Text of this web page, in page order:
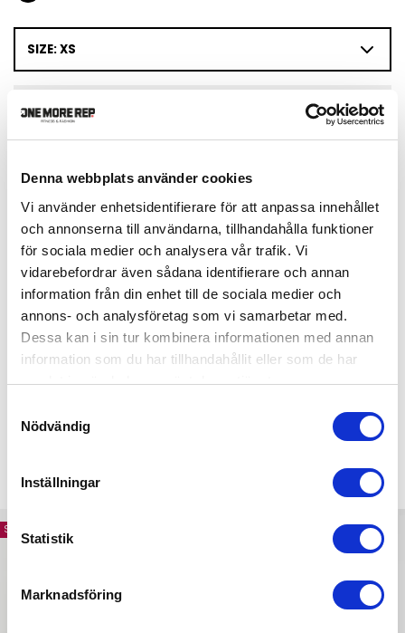
Denna webbplats använder cookies
Vi använder enhetsidentifierare för att anpassa innehållet
och annonserna till användarna, tillhandahålla funktioner
för sociala medier och analysera vår trafik. Vi
vidarebefordrar även sådana identifierare och annan
information från din enhet till de sociala medier och
annons- och analysföretag som vi samarbetar med.
Dessa kan i sin tur kombinera informationen med annan
information som du har tillhandahållit eller som de har
samlat in när du har använt deras tjänster.
Nödvändig
Inställningar
Statistik
Marknadsföring
SIZE: XS
PRODUKTBESKRIVELSE
Pasform:Tight fit
Modellen:
Modellen (170 cm) bruger størrelse Small
- Diskret Gavelo logo på brystet
- Letvægtsmateriale
TILBEHØR
Spar -15%